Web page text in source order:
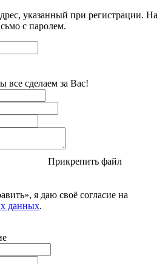
указанный при регистрации. На
с паролем.
все сделаем за Вас!
Прикрепить файл
я даю своё согласие на
данных.